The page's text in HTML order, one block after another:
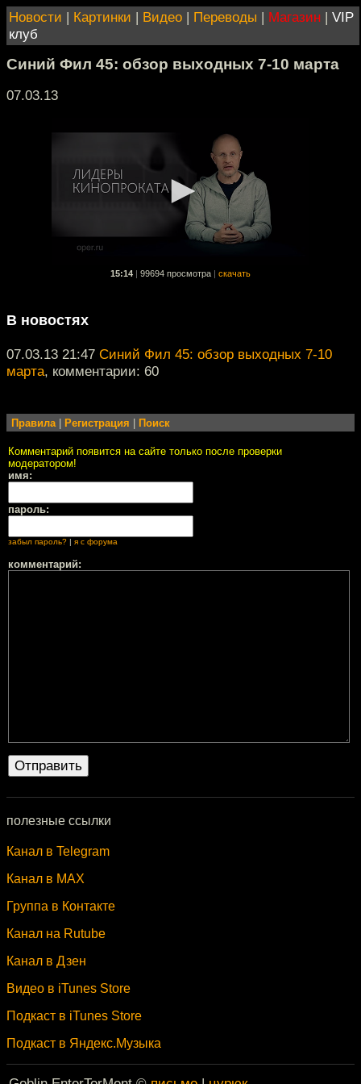
Новости | Картинки | Видео | Переводы | Магазин | VIP
клуб
Синий Фил 45: обзор выходных 7-10 марта
07.03.13
15:14 99694 просмотра скачать
В новостях
07.03.13 21:47 Синий Фил 45: обзор выходных 7-10
марта, комментарии: 60
Правила| Регистрация Поиск
Комментарий появится на сайте только после проверки
модератором!
имя:
пароль:
забыл пароль? я с форума
комментарий:
полезные ссылки
Канал в Telegram
Канал в MAX
Группа в Контакте
Канал на Rutube
Канал в Дзен
Видео в iTunes Store
Подкаст в iTunes Store
Подкаст в Яндекс.Музыка